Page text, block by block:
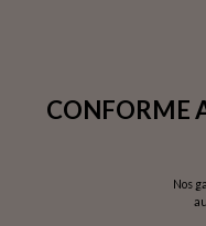
CONFORME
Nos